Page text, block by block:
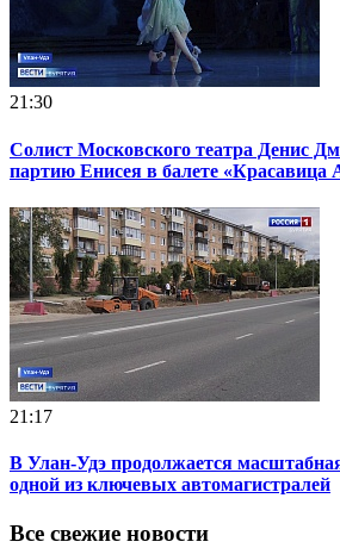
21:30
Солист Московского театра Денис
партию Енисея в балете «Красавица
21:17
В Улан-Удэ продолжается
одной из ключевых автомагистралей
Все свежие новости